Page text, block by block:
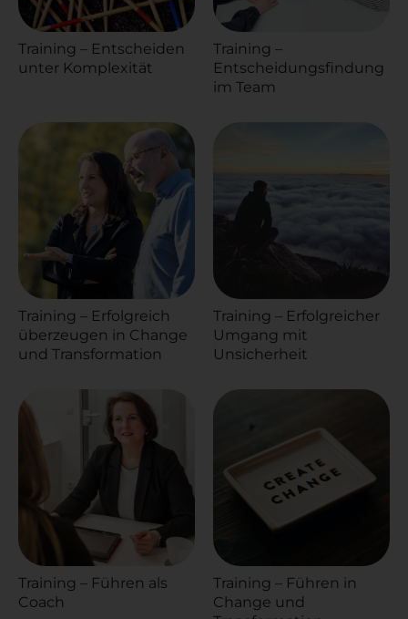
Training – Entscheiden
unter Komplexität
Training –
Entscheidungsfindung
im Team
Training – Erfolgreich
überzeugen in Change
und Transformation
Training – Erfolgreicher
Umgang mit
Unsicherheit
Training – Führen als
Coach
Training – Führen in
Change und